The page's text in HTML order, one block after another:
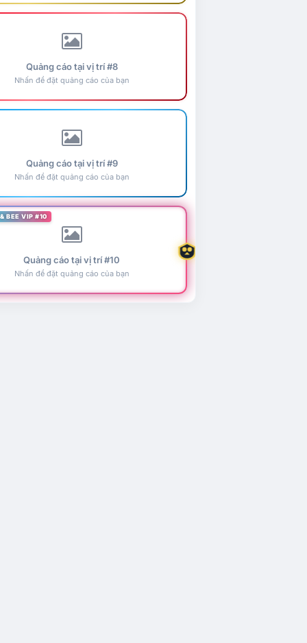
Quảng cáo tại vị trí #8
Nhấn để đặt quảng cáo của bạn
Quảng cáo tại vị trí #9
Nhấn để đặt quảng cáo của bạn
BEE VIP #10
Quảng cáo tại vị trí #10
Nhấn để đặt quảng cáo của bạn